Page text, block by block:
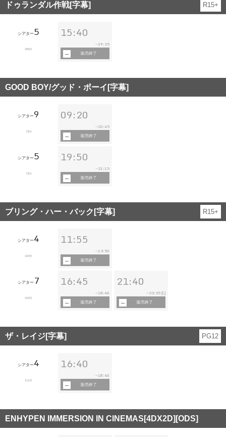
ドゥランダル作戦[字幕] R15+
シアター5
206分
15:40
~19:25
販売終了
GOOD BOY/グッド・ボーイ[字幕]
シアター9
73分
09:20
~10:45
販売終了
シアター5
73分
19:50
~ 21:15
販売終了
ブリング・ハー・バック[字幕] R15+
シアター4
104分
11:55
~13:50
販売終了
シアター 7
104分
16:45
~18:40
販売終了
21:40
~ 23:35 [L]
販売終了
ザ・レイジ[字幕] PG12
シアター4
111分
16:40
~ 18:40
販売終了
ENHYPEN IMMERSION IN CINEMAS[4DX2D][ODS]